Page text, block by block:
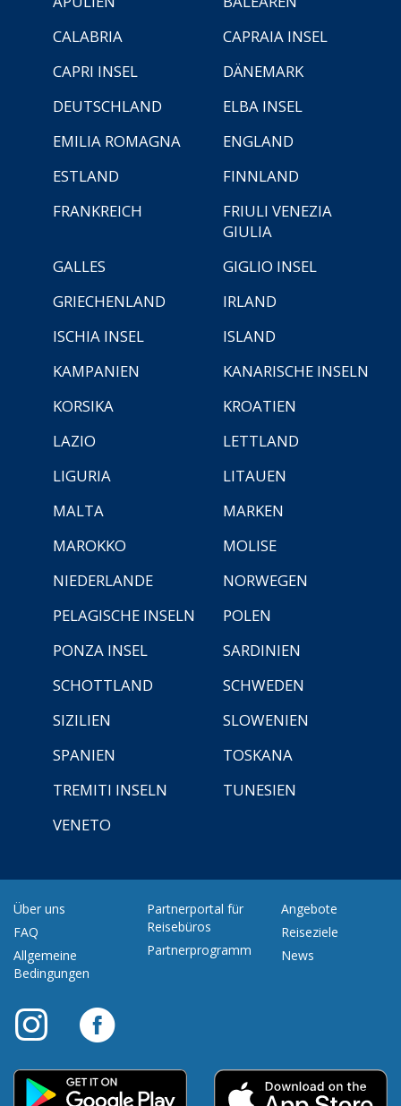
CALABRIA
CAPRAIA INSEL
CAPRI INSEL
DÄNEMARK
DEUTSCHLAND
ELBA INSEL
EMILIA ROMAGNA
ENGLAND
ESTLAND
FINNLAND
FRANKREICH
FRIULI VENEZIA
GIULIA
GALLES
GIGLIO INSEL
GRIECHENLAND
IRLAND
ISCHIA INSEL
ISLAND
KAMPANIEN
KANARISCHE INSELN
KORSIKA
KROATIEN
LAZIO
LETTLAND
LIGURIA
LITAUEN
MALTA
MARKEN
MAROKKO
MOLISE
NIEDERLANDE
NORWEGEN
PELAGISCHE INSELN
POLEN
PONZA INSEL
SARDINIEN
SCHOTTLAND
SCHWEDEN
SIZILIEN
SLOWENIEN
SPANIEN
TOSKANA
TREMITI INSELN
TUNESIEN
VENETO
Über uns
FAQ
Allgemeine
Bedingungen
Partnerportal für
Reisebüros
Partnerprogramm
Angebote
Reiseziele
News